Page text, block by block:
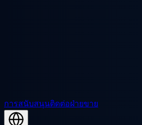
การสนับสนุนติดต่อฝ่ายขาย